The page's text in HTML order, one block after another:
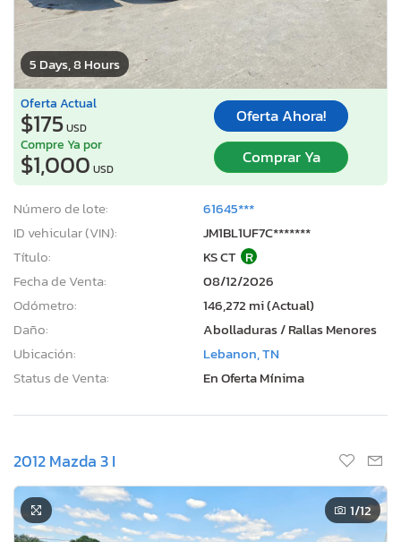
5 Days, 8 Hours
Oferta Actual
$175USD
Oferta Ahora!
Compre Ya por
$1,000 USD
Comprar Ya
Número de lote:
61645***
ID vehicular (VIN):
JM1BL1UF7C*******
Título:
KS CT R
Fecha de Venta:
08/12/2026
Odómetro:
146,272 mi (Actual)
Daño:
Abolladuras / Rallas Menores
Ubicación:
Lebanon, TN
Status de Venta:
En Oferta Mínima
2012 Mazda 3 I
1/12